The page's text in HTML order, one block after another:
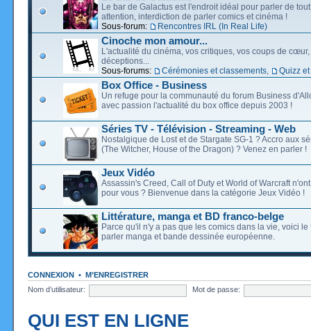
Le bar de Galactus est l'endroit idéal pour parler de
attention, interdiction de parler comics et cinéma !
Sous-forum:
Rencontres IRL (In Real Life)
Cinoche mon amour...
L'actualité du cinéma, vos critiques, vos coups de cœur,
déceptions...
Sous-forums:
Cérémonies et classements Quizz
Box Office - Business
Un refuge pour la communauté du forum Business
avec passion l'actualité du box office depuis 2003 !
Séries TV - Télévision - Streaming - Web
Nostalgique de Lost et de Stargate SG-1 ? Accro aux
(The Witcher, House of the Dragon) ? Venez en parler !
Jeux Vidéo
Assassin's Creed, Call of Duty et World of Warcraft
pour vous ? Bienvenue dans la catégorie Jeux Vidéo !
Littérature, manga et BD franco-belge
Parce qu'il n'y a pas que les comics dans la vie, voici le
parler manga et bande dessinée européenne.
CONNEXION • M’ENREGISTRER
Nom d’utilisateur:
Mot de passe:
QUI EST EN LIGNE